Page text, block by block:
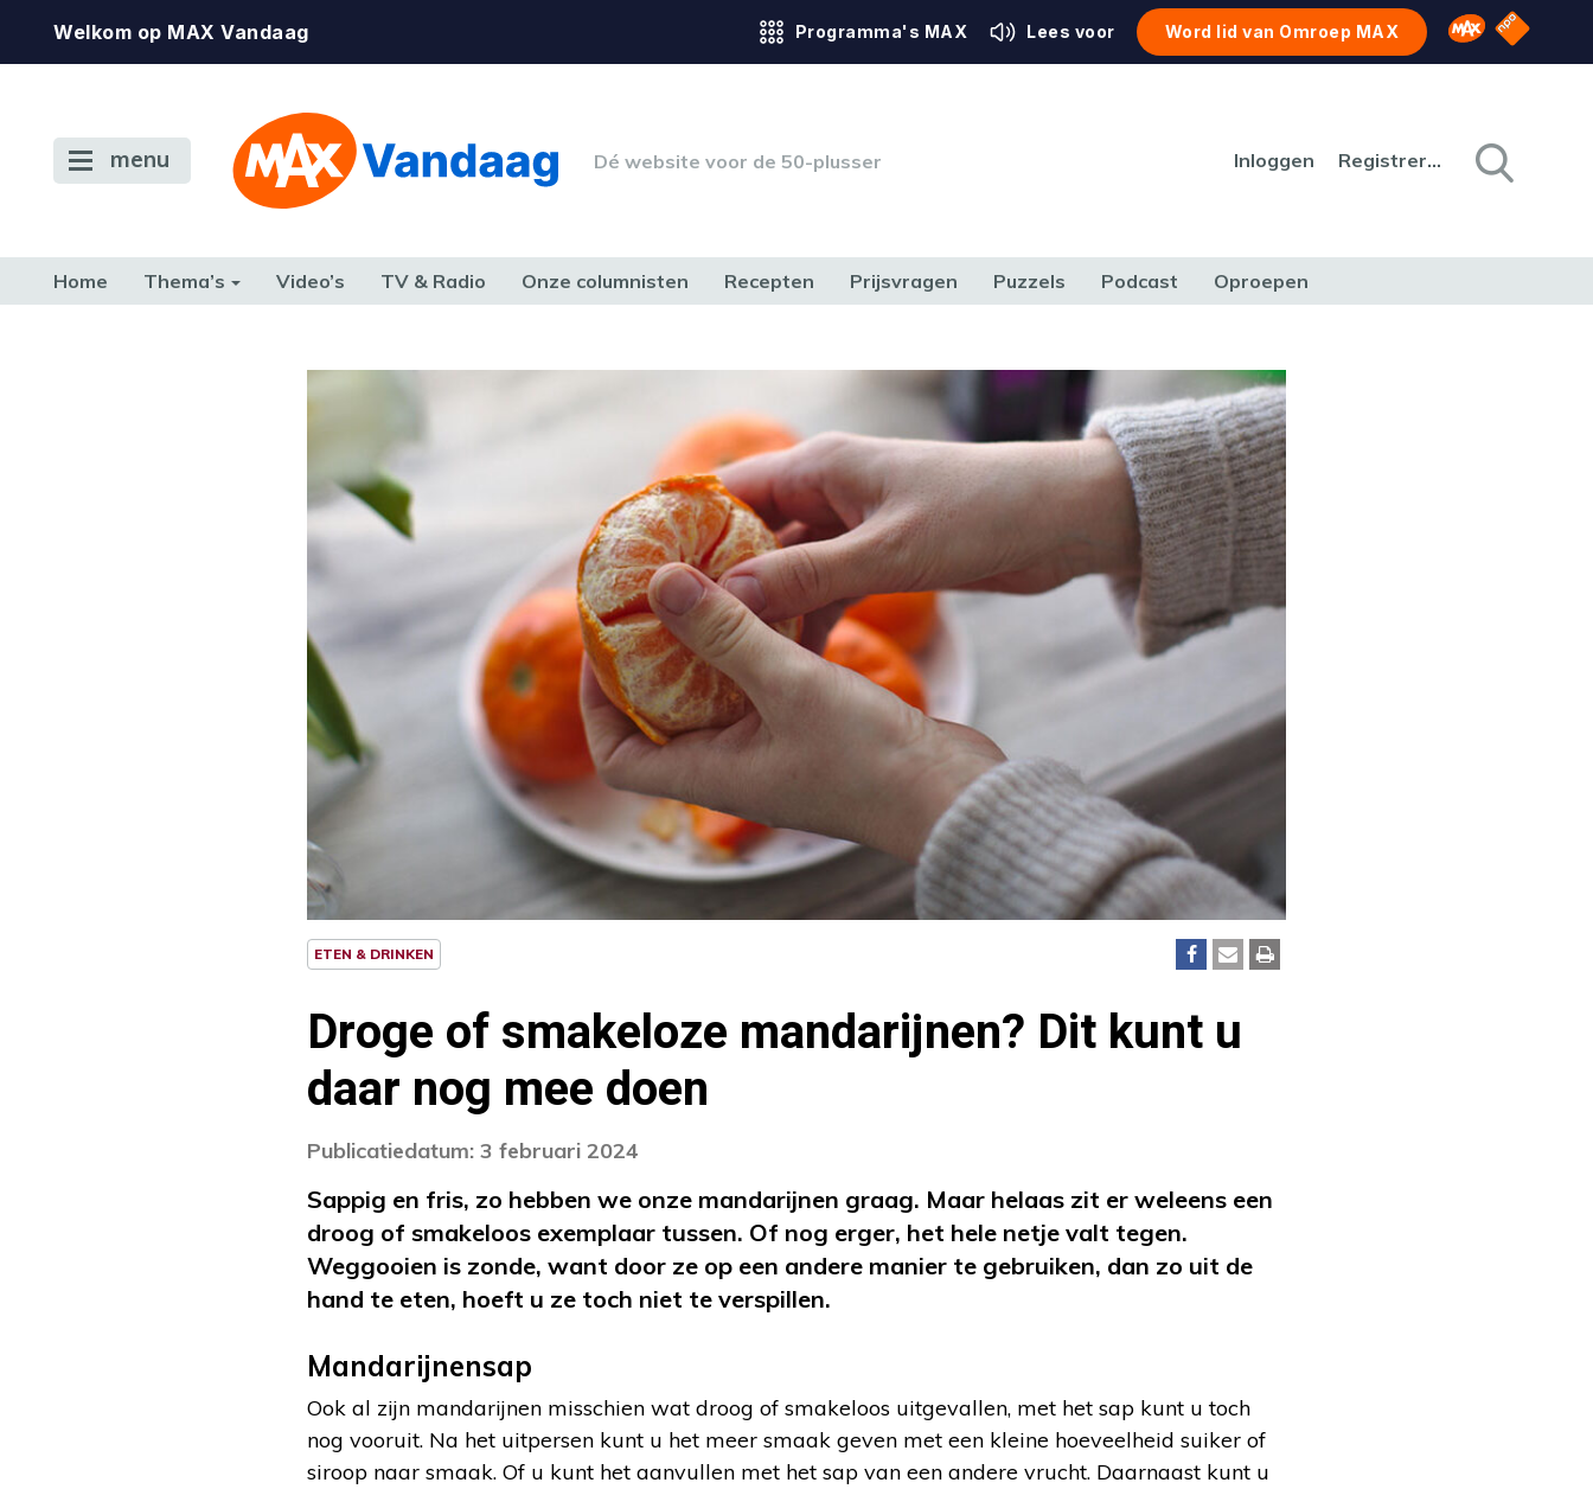
Welkom op MAX Vandaag Programma's MAX Lees voor Word lid van Omroep MAX Omroep MAX
NPO
menu Dé website voor de 50-plusser Inloggen Registreren
Home Thema’s Video’s TV & Radio Onze columnisten Recepten Prijsvragen Puzzels Podcast Oproepen
ETEN & DRINKEN
Droge of smakeloze mandarijnen? Dit kunt u
daar nog mee doen
Publicatiedatum: 3 februari 2024
Sappig en fris, zo hebben we onze mandarijnen graag. Maar helaas zit er weleens een
droog of smakeloos exemplaar tussen. Of nog erger, het hele netje valt tegen.
Weggooien is zonde, want door ze op een andere manier te gebruiken, dan zo uit de
hand te eten, hoeft u ze toch niet te verspillen.
Mandarijnensap
Ook al zijn mandarijnen misschien wat droog of smakeloos uitgevallen, met het sap kunt u toch
nog vooruit. Na het uitpersen kunt u het meer smaak geven met een kleine hoeveelheid suiker of
siroop naar smaak. Of u kunt het aanvullen met het sap van een andere vrucht. Daarnaast kunt u